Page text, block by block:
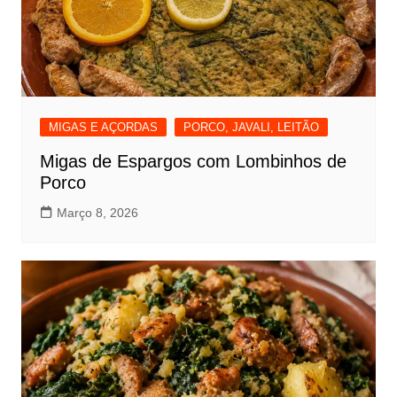
MIGAS E AÇORDAS PORCO, JAVALI, LEITÃO
Migas de Espargos com Lombinhos de
Porco
Março 8, 2026